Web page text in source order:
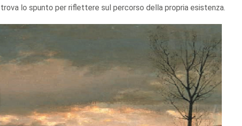
lo spunto per riflettere sul percorso della propria esistenza.